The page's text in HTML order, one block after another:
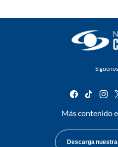
facebook
tiktok
Más contenido
Descarga nuestra